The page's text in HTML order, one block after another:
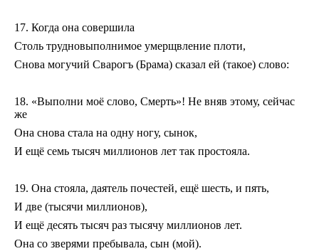
17. Когда она совершила
Столь трудновыполнимое умерщвление плоти,
Снова могучий Сварогъ (Брама) сказал ей (такое) слово:
18. «Выполни моё слово, Смерть»! Не вняв этому, сейчас
же
Она снова стала на одну ногу, сынок,
И ещё семь тысяч миллионов лет так простояла.
19. Она стояла, даятель почестей, ещё шесть, и пять,
И две (тысячи миллионов),
И ещё десять тысяч раз тысячу миллионов лет.
Она со зверями пребывала, сын (мой).